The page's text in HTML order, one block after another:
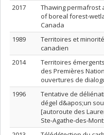
2017
Thawing permafrost
of boreal forest-
Canada
1989
Territoires et
canadien
2014
Territoires
des Premières
ouvertures de
1996
Tentative de
dégel d&apos;un
[autoroute des
Ste-Agathe-des-